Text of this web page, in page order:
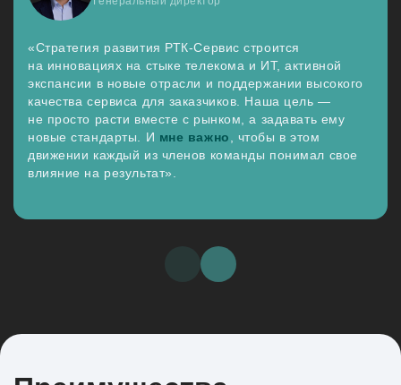
«Стратегия развития РТК-Сервис строится
на инновациях на стыке телекома и ИТ, активной
экспансии в новые отрасли и поддержании высокого
качества сервиса для заказчиков. Наша цель —
не просто расти вместе с рынком, а задавать ему
новые стандарты. И мне важно
, чтобы в этом
движении каждый из членов команды понимал свое
влияние на результат».